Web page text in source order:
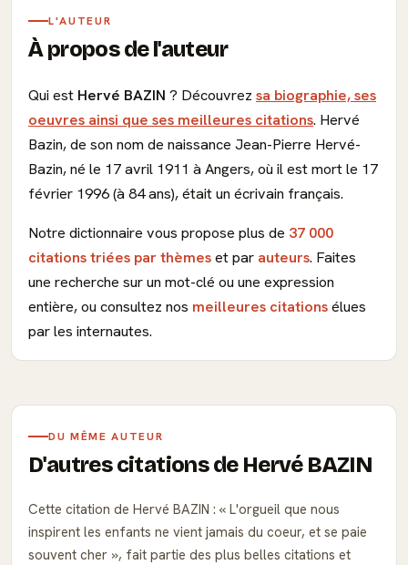
L'AUTEUR
À propos de l'auteur
Qui est Hervé BAZIN ? Découvrez sa biographie, ses
oeuvres ainsi que ses meilleures citations. Hervé
Bazin, de son nom de naissance Jean-Pierre Hervé-
Bazin, né le 17 avril 1911 à Angers, où il est mort le 17
février 1996 (à 84 ans), était un écrivain français.
Notre dictionnaire vous propose plus de 37 000
citations triées par thèmeset par auteurs. Faites
une recherche sur un mot-clé ou une expression
entière, ou consultez nos meilleures citationsélues
par les internautes.
DU MÊME AUTEUR
D'autres citations de Hervé BAZIN
Cette citation de Hervé BAZIN :
L'orgueil que nous
inspirent les enfants ne vient jamais du coeur, et se paie
souvent cher , fait partie des plus belles citations et